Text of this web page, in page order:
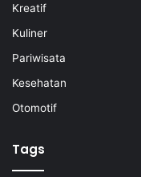
Kreatif
Kuliner
Pariwisata
Kesehatan
Otomotif
Tags